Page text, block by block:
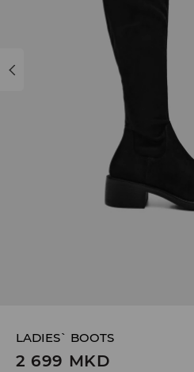
LADIES` BOOTS
2 699 MKD